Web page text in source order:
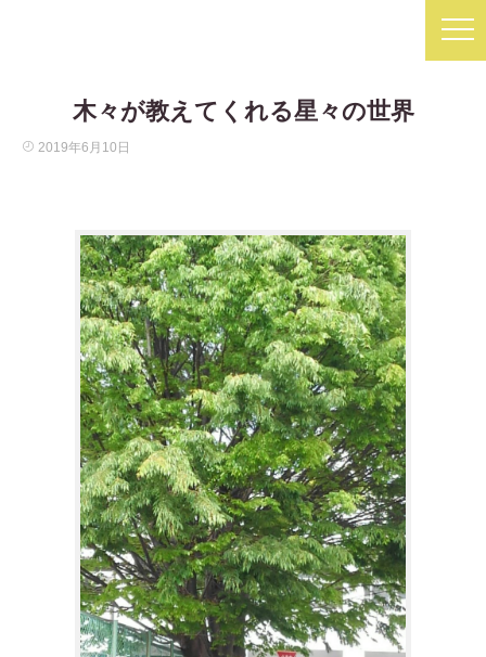
木々が教えてくれる星々の世界
2019年6月10日